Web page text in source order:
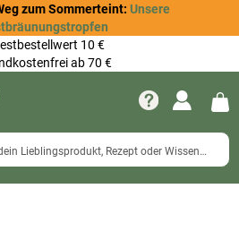
zum Sommerteint: Unsere
10 €
ab 70 €